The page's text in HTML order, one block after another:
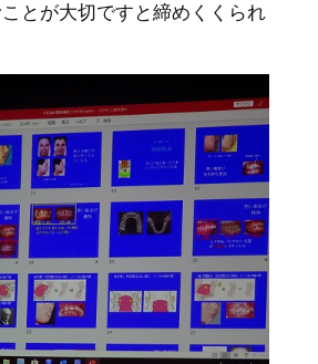
とが大切ですと締めくくられ